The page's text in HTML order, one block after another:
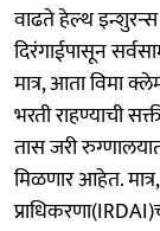
वाढते हेल्थ
दिरंगाईपासून
मात्र, आता विमा
भरती राहण्याची
तास जरी
मिळणार आहेत.